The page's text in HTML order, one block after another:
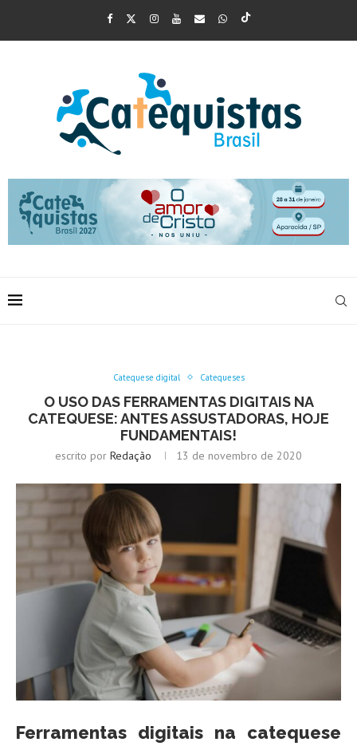
Catequese digital Catequeses
O USO DAS FERRAMENTAS DIGITAIS NA
CATEQUESE: ANTES ASSUSTADORAS, HOJE
FUNDAMENTAIS!
escrito por Redação 13 de novembro de 2020
Ferramentas digitais na catequese